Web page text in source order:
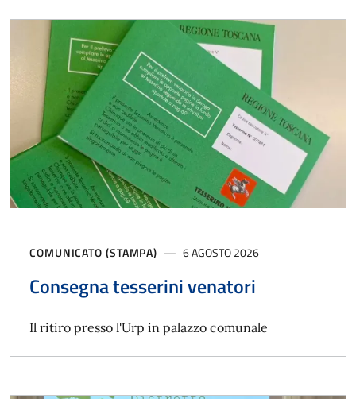
COMUNICATO (STAMPA) 6 AGOSTO 2026
Consegna tesserini venatori
Il ritiro presso l'Urp in palazzo comunale